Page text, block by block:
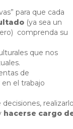
para que cada
(ya sea un
comprenda su
que nos
de
en el trabajo
hacerse cargo